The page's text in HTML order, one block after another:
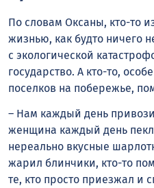
По словам Оксаны, кто-то
жизнью, как будто ничего
с экологической
государство. А кто-то,
поселков на побережье,
– Нам каждый день
женщина каждый день
нереально вкусные
жарил блинчики, кто-то
те, кто просто приезжал и